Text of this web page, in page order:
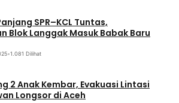
SPR–KCL Tuntas,
Blok Langgak Masuk Babak Baru
•1.081 Dilihat
2 Anak Kembar, Evakuasi Lintasi
Longsor di Aceh